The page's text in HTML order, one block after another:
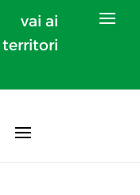
vai ai
territori